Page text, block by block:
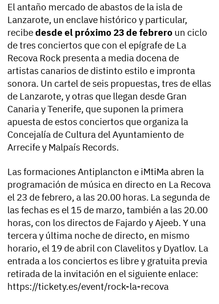
El antaño mercado de abastos de la isla de
Lanzarote, un enclave histórico y particular,
recibedesde el próximo 23 de febrero un ciclo
de tres conciertos que con el epígrafe de La
Recova Rock presenta a media docena de
artistas canarios de distinto estilo e impronta
sonora. Un cartel de seis propuestas, tres de ellas
de Lanzarote, y otras que llegan desde Gran
Canaria y Tenerife, que suponen la primera
apuesta de estos conciertos que organiza la
Concejalía de Cultura del Ayuntamiento de
Arrecife y Malpaís Records.
Las formaciones Antiplancton e iMtiMa abren la
programación de música en directo en La Recova
el 23 de febrero, a las 20.00 horas. La segunda de
las fechas es el 15 de marzo, también a las 20.00
horas, con los directos de Fajardo y Ajeeb. Y una
tercera y última noche de directo, en mismo
horario, el 19 de abril con Clavelitos y Dyatlov. La
entrada a los conciertos es libre y gratuita previa
retirada de la invitación en el siguiente enlace:
https://tickety.es/event/rock-la-recova